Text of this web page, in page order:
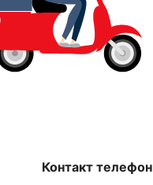
Контакт телефон